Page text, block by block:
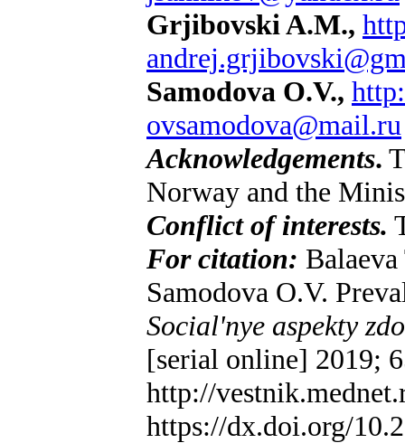
Grjibovski A.M.,
Samodova O.V.,
ovsamodova@mail.ru
Acknowledgements.
Norway and the
Conflict of interests.
For citation:
Samodovа O.V.
Social'nye aspekty
[serial online] 2019;
http://
https://dx.doi.org/